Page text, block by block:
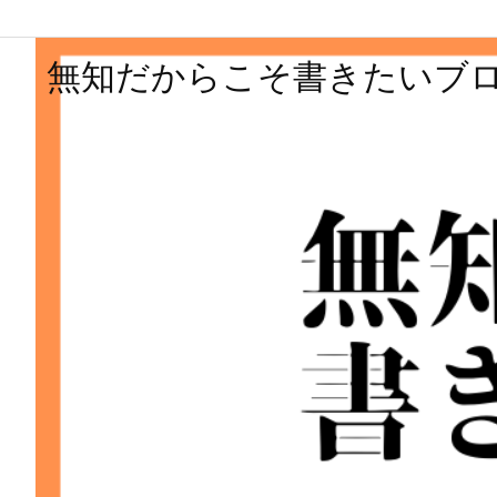
無知だからこそ書きたいブ